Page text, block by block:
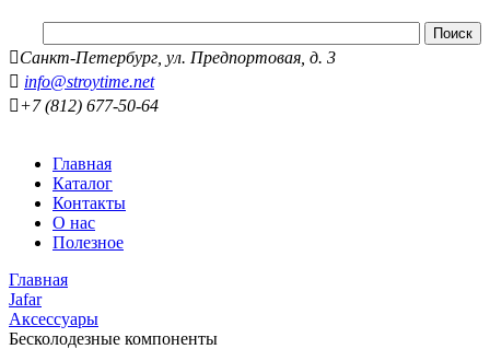
Санкт-Петербург, ул. Предпортовая, д. 3
info@stroytime.net
+7 (812) 677-50-64
Главная
Каталог
Контакты
О нас
Полезное
Главная
Jafar
Аксессуары
Бесколодезные компоненты